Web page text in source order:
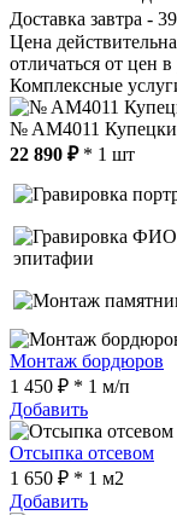
Доставка завтра -
Цена
отличаться от цен
Комплексные
№ AM4011
22 890 ₽* 1 шт
Монтаж бордюров
1 450 ₽ * 1 м/п
Добавить
Отсыпка отсевом
1 650 ₽ * 1 м2
Добавить